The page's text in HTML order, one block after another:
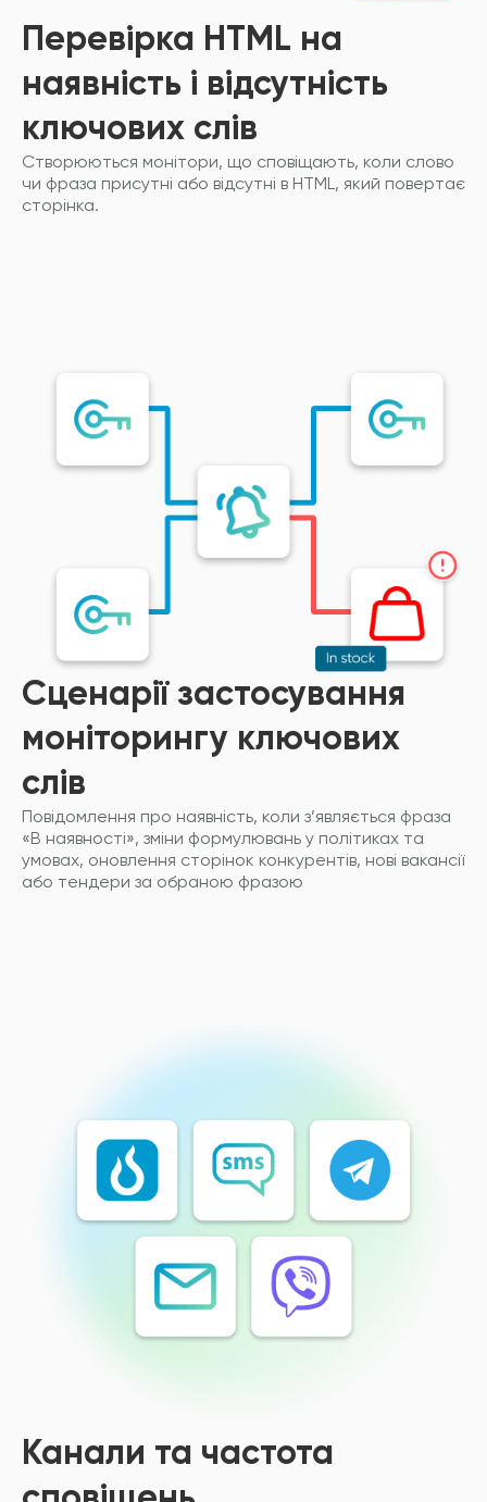
Перевірка HTML на
наявність і відсутність
ключових слів
Створюються монітори, що сповіщають, коли слово
чи фраза присутні або відсутні в HTML, який повертає
сторінка.
Сценарії застосування
моніторингу ключових
слів
Повідомлення про наявність, коли з’являється фраза
«В наявності», зміни формулювань у політиках та
умовах, оновлення сторінок конкурентів, нові вакансії
або тендери за обраною фразою
Канали та частота